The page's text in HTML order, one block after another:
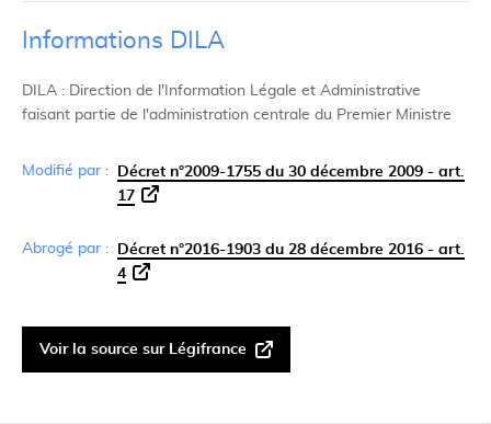
Informations DILA
DILA : Direction de l'Information Légale et Administrative
faisant partie de l'administration centrale du Premier Ministre
Modifié par :
Décret n°2009-1755 du 30 décembre 2009 - art.
17
Abrogé par :
Décret n°2016-1903 du 28 décembre 2016 - art.
4
Voir la source sur Légifrance